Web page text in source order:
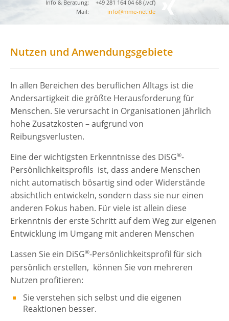
Info & Beratung:
Mail:
+49 281 164 04 68 (.vcf)
info@mme-net.de
Nutzen und Anwendungsgebiete
In allen Bereichen des beruflichen Alltags ist die
Andersartigkeit die größte Herausforderung für
Menschen. Sie verursacht in Organisationen jährlich
hohe Zusatzkosten – aufgrund von
Reibungsverlusten.
Eine der wichtigsten Erkenntnisse des DiSG®-
Persönlichkeitsprofils ist, dass andere Menschen
nicht automatisch bösartig sind oder Widerstände
absichtlich entwickeln, sondern dass sie nur einen
anderen Fokus haben. Für viele ist allein diese
Erkenntnis der erste Schritt auf dem Weg zur eigenen
Entwicklung im Umgang mit anderen Menschen
Lassen Sie ein DiSG®-Persönlichkeitsprofil für sich
persönlich erstellen, können Sie von mehreren
Nutzen profitieren:
Sie verstehen sich selbst und die eigenen
Reaktionen besser.